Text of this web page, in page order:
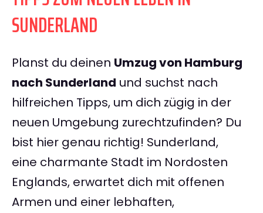
SUNDERLAND
Planst du deinen Umzug von Hamburg
nach Sunderland und suchst nach
hilfreichen Tipps, um dich zügig in der
neuen Umgebung zurechtzufinden? Du
bist hier genau richtig! Sunderland,
eine charmante Stadt im Nordosten
Englands, erwartet dich mit offenen
Armen und einer lebhaften,